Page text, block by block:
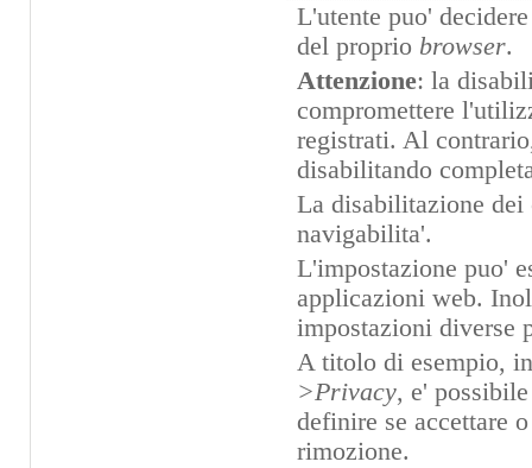
L'utente puo'
del proprio browser.
Attenzione: la
compromettere
registrati. Al
disabilitando
La disabilitazione
navigabilita'.
L'impostazione puo'
applicazioni web.
impostazioni diverse
A titolo di esempio,
>Privacy, e'
definire se accettare
rimozione.